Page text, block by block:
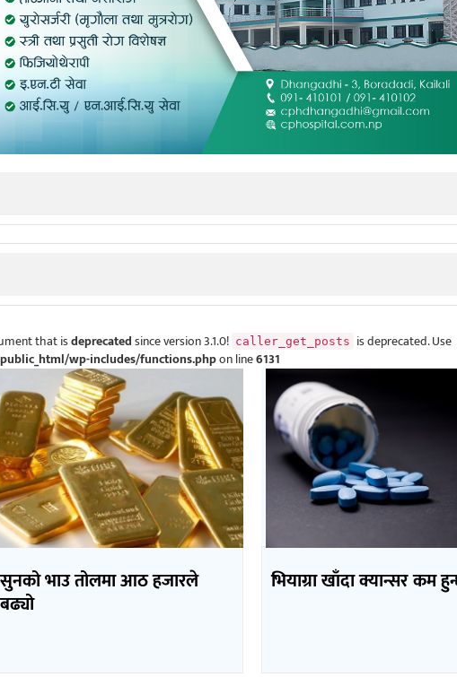
that isdeprecatedsince version 3.1.0! caller_get_posts is deprecated. Use
wp-includes/functions.phpon line6131
सुनको भाउ तोलमा आठ हजारले
बढ्यो
भियाग्रा खाँदा क्यान्सर कम